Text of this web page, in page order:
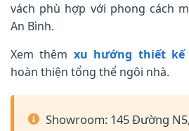
vách phù hợp với phong cách
An Bình.
Xem thêm xu hướng thiết kế
hoàn thiện tổng thể ngôi nhà.
Showroom: 145 Đường